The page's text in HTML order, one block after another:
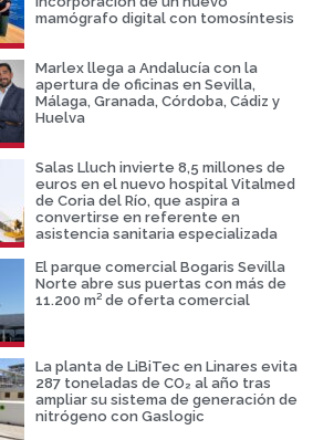
mamógrafo digital con tomosíntesis
Marlex llega a Andalucía con la
apertura de oficinas en Sevilla,
Málaga, Granada, Córdoba, Cádiz y
Huelva
Salas Lluch invierte 8,5 millones de
euros en el nuevo hospital Vitalmed
de Coria del Río, que aspira a
convertirse en referente en
asistencia sanitaria especializada
El parque comercial Bogaris Sevilla
Norte abre sus puertas con más de
11.200 m² de oferta comercial
La planta de LiBiTec en Linares evita
287 toneladas de CO₂ al año tras
ampliar su sistema de generación de
nitrógeno con Gaslogic